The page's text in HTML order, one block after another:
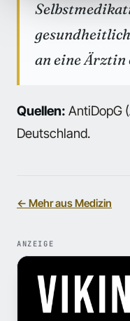
an eine Ärztin
Quellen: AntiDopG
Deutschland.
← Mehr aus Medizin
ANZEIGE